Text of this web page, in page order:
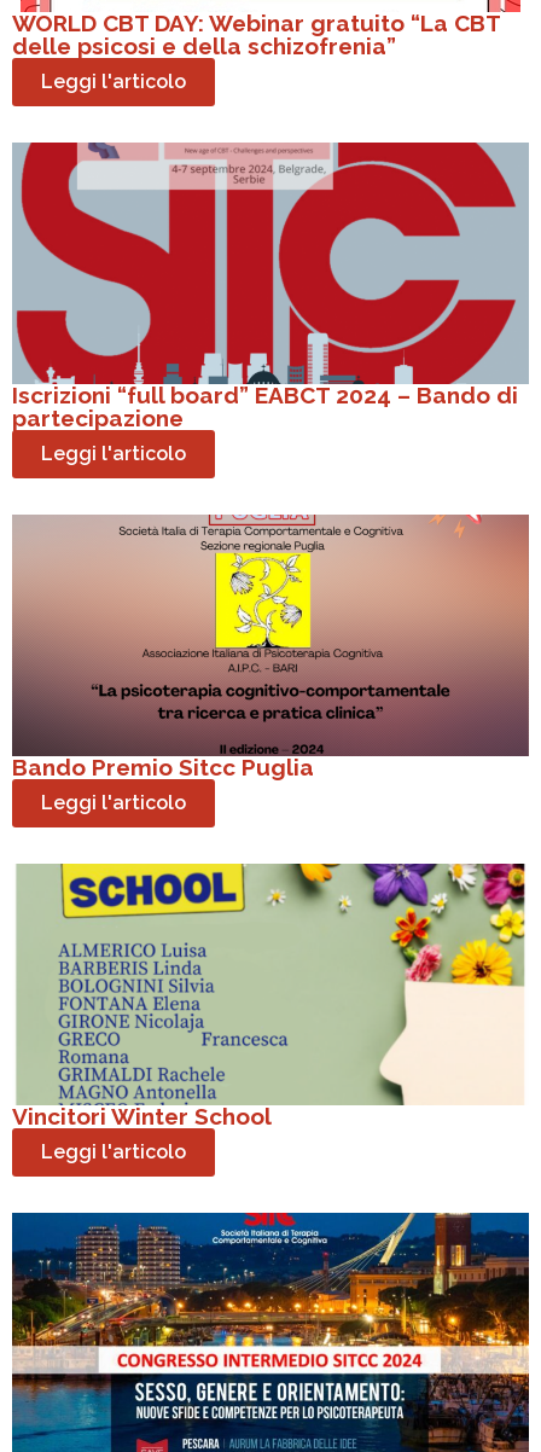
WORLD CBT DAY: Webinar gratuito “La CBT
delle psicosi e della schizofrenia”
Leggi l'articolo
Iscrizioni “full board” EABCT 2024 – Bando di
partecipazione
Leggi l'articolo
Bando Premio Sitcc Puglia
Leggi l'articolo
Vincitori Winter School
Leggi l'articolo